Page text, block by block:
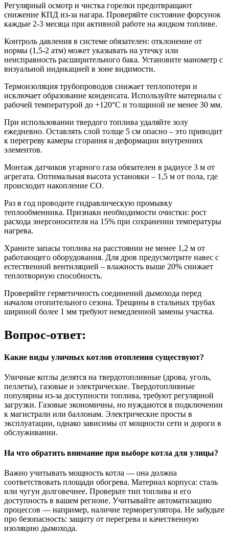
Регулярный осмотр и чистка горелки предотвращают
снижение КПД из-за нагара. Проверяйте состояние форсунок
каждые 2-3 месяца при активной работе на жидком топливе.
Контроль давления в системе обязателен: отклонение от
нормы (1,5-2 атм) может указывать на утечку или
неисправность расширительного бака. Установите манометр с
визуальной индикацией в зоне видимости.
Термоизоляция трубопроводов снижает теплопотери и
исключает образование конденсата. Используйте материалы с
рабочей температурой до +120°C и толщиной не менее 30 мм.
При использовании твердого топлива удаляйте золу
ежедневно. Оставлять слой толще 5 см опасно – это приводит
к перегреву камеры сгорания и деформации внутренних
элементов.
Монтаж датчиков угарного газа обязателен в радиусе 3 м от
агрегата. Оптимальная высота установки – 1,5 м от пола, где
происходит накопление CO.
Раз в год проводите гидравлическую промывку
теплообменника. Признаки необходимости очистки: рост
расхода энергоносителя на 15% при сохранении температуры
нагрева.
Храните запасы топлива на расстоянии не менее 1,2 м от
работающего оборудования. Для дров предусмотрите навес с
естественной вентиляцией – влажность выше 20% снижает
теплотворную способность.
Проверяйте герметичность соединений дымохода перед
началом отопительного сезона. Трещины в стальных трубах
шириной более 1 мм требуют немедленной замены участка.
Вопрос-ответ:
Какие виды уличных котлов отопления существуют?
Уличные котлы делятся на твердотопливные (дрова, уголь,
пеллеты), газовые и электрические. Твердотопливные
популярны из-за доступности топлива, требуют регулярной
загрузки. Газовые экономичны, но нуждаются в подключении
к магистрали или баллонам. Электрические просты в
эксплуатации, однако зависимы от мощности сети и дороги в
обслуживании.
На что обратить внимание при выборе котла для улицы?
Важно учитывать мощность котла — она должна
соответствовать площади обогрева. Материал корпуса: сталь
или чугун долговечнее. Проверьте тип топлива и его
доступность в вашем регионе. Учитывайте автоматизацию
процессов — например, наличие терморегулятора. Не забудьте
про безопасность: защиту от перегрева и качественную
изоляцию дымохода.